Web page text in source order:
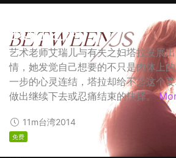
我们之间
艺术老师艾瑞儿与有夫之妇塔拉发展
情，她发觉自己想要的不只是肉体上
一步的心灵连结，塔拉却给不起这个
做出继续下去或忍痛结束的抉择。
11m台湾2014
免费